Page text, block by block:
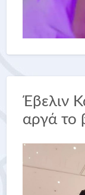
Έβελιν
αργά το